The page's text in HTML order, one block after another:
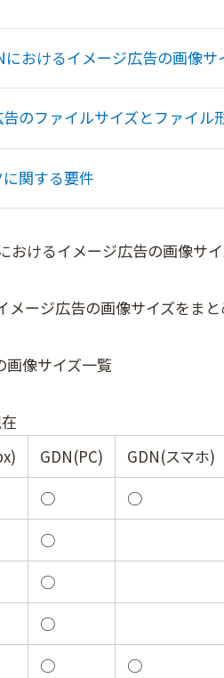
におけるイメージ広告の画像サ
のファイルサイズとファイル
関する要件
おけるイメージ広告の画像サ
メージ広告の画像サイズをまと
画像サイズ一覧
GDN(PC) GDN(スマホ)
○ ○
○
○
○
○
○